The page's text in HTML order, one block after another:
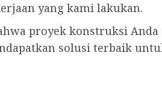
yang kami lakukan.
proyek konstruksi Anda
solusi terbaik